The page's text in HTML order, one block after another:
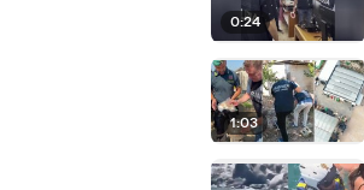
0:24
1:03